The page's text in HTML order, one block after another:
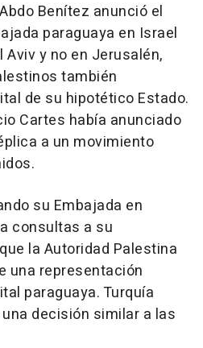
Benítez anunció el
paraguaya en Israel
y no en Jerusalén,
también
de su hipotético Estado.
Cartes había anunciado
a un movimiento
su Embajada en
consultas a su
la Autoridad Palestina
una representación
paraguaya. Turquía
decisión similar a las